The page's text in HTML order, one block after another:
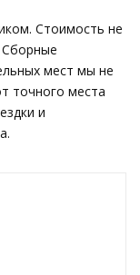
Стоимость не
Сборные
мест мы не
точного места
и